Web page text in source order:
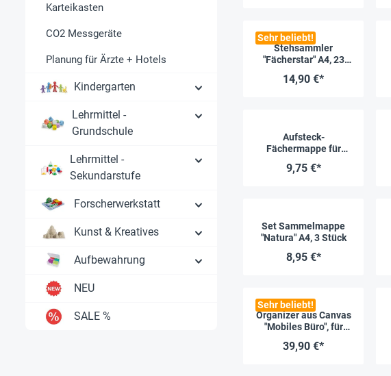
Karteikasten
CO2 Messgeräte
Planung für Ärzte + Hotels
Kindergarten
Lehrmittel -
Grundschule
Lehrmittel -
Sekundarstufe
Forscherwerkstatt
Kunst & Kreatives
Aufbewahrung
NEU
SALE %
Sehr beliebt!
Stehsammler
"Fächerstar" A4, 23
14,90 €*
Aufsteck-
Fächermappe für
9,75 €*
Set Sammelmappe
"Natura" A4, 3 Stück
8,95 €*
Sehr beliebt!
Organizer aus Canvas
"Mobiles Büro", für
39,90 €*